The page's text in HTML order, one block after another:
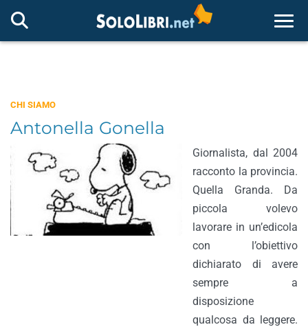
CHI SIAMO
Antonella Gonella
Giornalista, dal 2004
racconto la provincia.
Quella Granda. Da
piccola volevo
lavorare in un’edicola
con l’obiettivo
dichiarato di avere
sempre a
disposizione
qualcosa da leggere.